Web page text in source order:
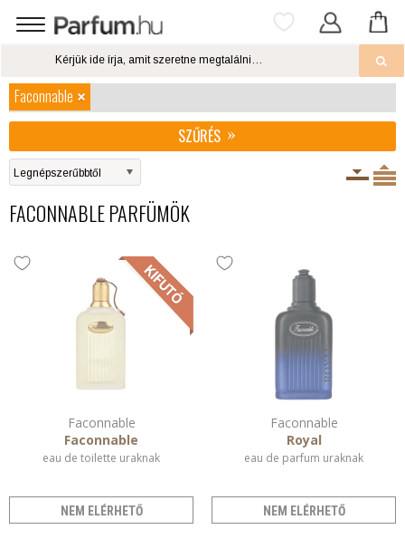
Faconnable
SZŰRÉS
FACONNABLE PARFÜMÖK
Faconnable
Faconnable
eau de toilette uraknak
NEM ELÉRHETŐ
Faconnable
Royal
eau de parfum uraknak
NEM ELÉRHETŐ